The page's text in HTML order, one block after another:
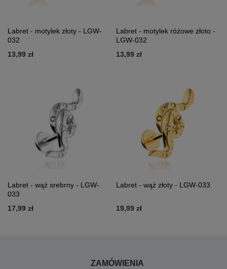
Labret - motylek złoty - LGW-
032
13,99 zł
Labret - motylek różowe złoto -
LGW-032
13,99 zł
Labret - wąż srebrny - LGW-
033
17,99 zł
Labret - wąż złoty - LGW-033
19,99 zł
ZAMÓWIENIA